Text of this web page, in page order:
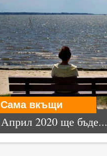
Сама вкъщи
Април 2020 ще бъде...